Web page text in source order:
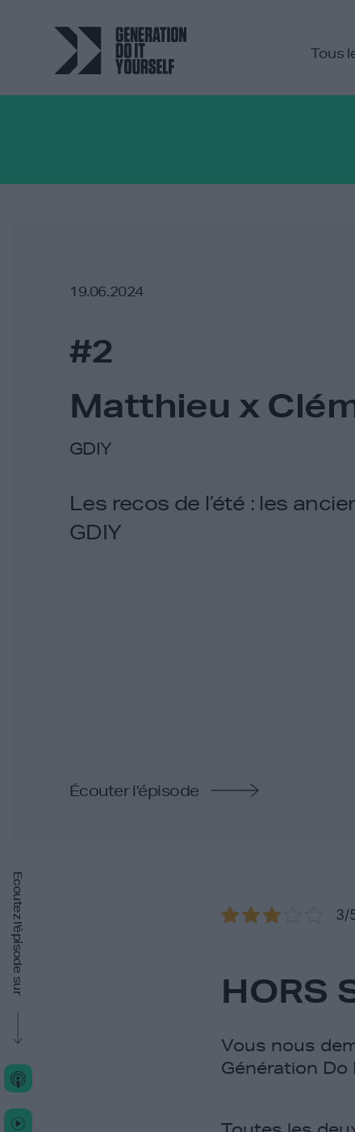
Tous
19.06.2024
#2
Matthieu x
GDIY
Les recos de l’été : les
GDIY
Écouter l’épisode
Ecoutez l'épisode sur 3/
HORS
Vous nous
Génération Do